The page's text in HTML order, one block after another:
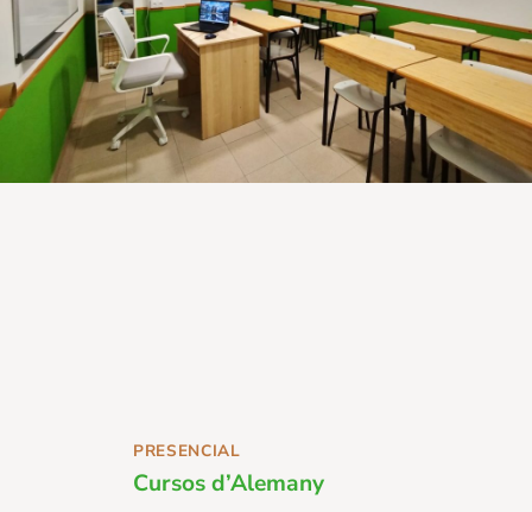
PRESENCIAL
Cursos d’Alemany